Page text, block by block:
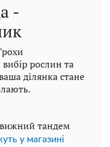
-
рослин та
ділянка стане
тандем
у магазині